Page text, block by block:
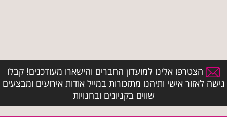
הצטרפו אלינו למועדון החברים והישארו מעודכנים! קבלו
גישה לאזור אישי ותיהנו מתזכורות במייל אודות אירועים ומבצעים
שווים בקניונים ובחנויות